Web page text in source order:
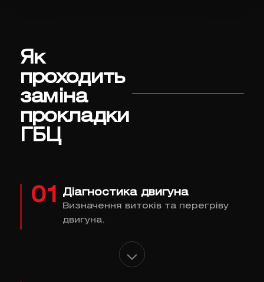
Як
проходить
заміна
прокладки
ГБЦ
01 Діагностика двигуна
Визначення витоків та перегріву
двигуна.